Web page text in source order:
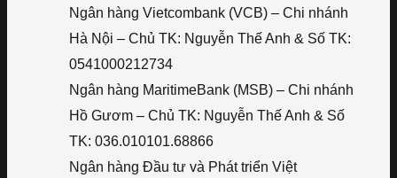
Ngân hàng Vietcombank (VCB) – Chi nhánh
Hà Nội – Chủ TK: Nguyễn Thế Anh & Số TK:
0541000212734
Ngân hàng MaritimeBank (MSB) – Chi nhánh
Hồ Gươm – Chủ TK: Nguyễn Thế Anh & Số
TK: 036.010101.68866
Ngân hàng Đầu tư và Phát triển Việt